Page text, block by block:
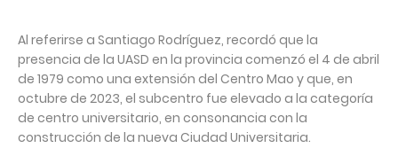
Al referirse a Santiago Rodríguez, recordó que la
presencia de la UASD en la provincia comenzó el 4 de abril
de 1979 como una extensión del Centro Mao y que, en
octubre de 2023, el subcentro fue elevado a la categoría
de centro universitario, en consonancia con la
construcción de la nueva Ciudad Universitaria.